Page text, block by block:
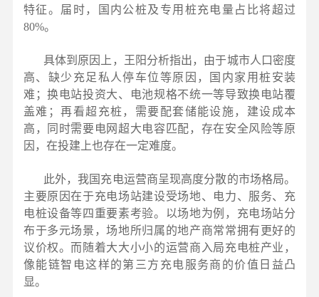
特征。届时，国内公桩及专用桩充电量占比将超过
80%。
具体到原因上，王阳分析指出，由于城市人口密度
高、缺少充足私人停车位等原因，国内家用桩安装
难；换电站投资大、电池规格不统一等导致换电站覆
盖难；再看超充桩，需要配套储能设施，建设成本
高，同时需要电网超大电容匹配，存在安全风险等原
因，在投建上也存在一定难度。
此外，我国充电运营商呈现高度分散的市场格局。
主要原因在于充电场站建设受场地、电力、服务、充
电桩设备等四重要素考验。以场地为例，充电场站分
布于多元场景，场地所归属的地产商常常拥有更好的
议价权。而随着大大小小的运营商入局充电桩产业，
像能链智电这样的第三方充电服务商的价值日益凸
显。